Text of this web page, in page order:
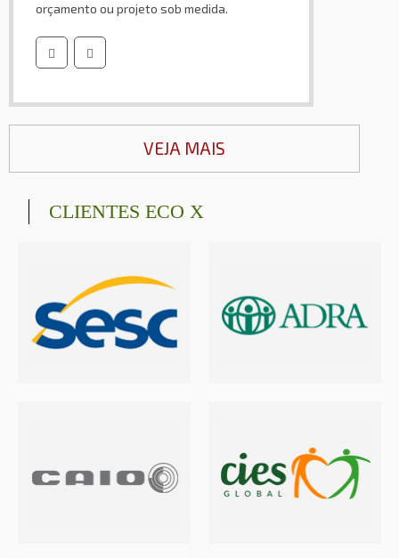
orçamento ou projeto sob medida.
VEJA MAIS
CLIENTES ECO X